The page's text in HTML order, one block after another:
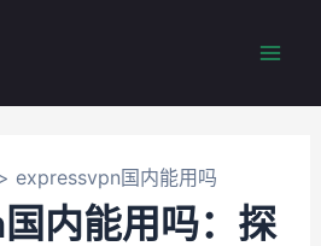
expressvpn国内能用吗
内能用吗：探